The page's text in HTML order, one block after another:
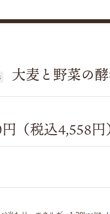
大麦と野菜の
（税込4,558円